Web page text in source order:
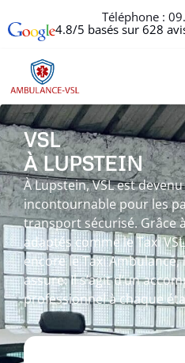
Téléphone :
4.8/5 basés sur 628
VSL
À LUPSTEIN
À Lupstein, VSL est
incontournable pour les
transport sécurisé. Grâce
adaptés comme le Taxi
encore le Taxi Ambulance,
assure. Il s’agit d’un
professionnel à chaque